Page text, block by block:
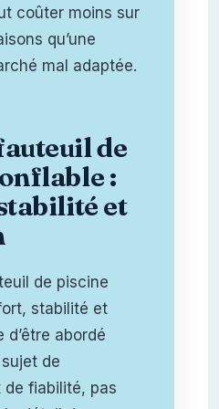
coûter moins sur
qu’une
mal adaptée.
de
:
et
de piscine
stabilité et
abordé
de
fiabilité, pas